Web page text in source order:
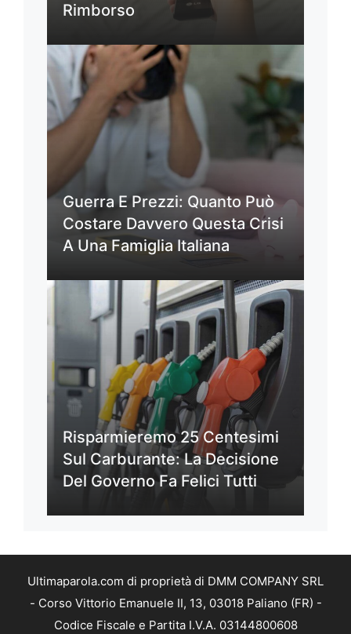
Rimborso
Guerra E Prezzi: Quanto Può
Costare Davvero Questa Crisi
A Una Famiglia Italiana
Risparmieremo 25 Centesimi
Sul Carburante: La Decisione
Del Governo Fa Felici Tutti
Ultimaparola.com di proprietà di DMM COMPANY SRL
- Corso Vittorio Emanuele II, 13, 03018 Paliano (FR) -
Codice Fiscale e Partita I.V.A. 03144800608